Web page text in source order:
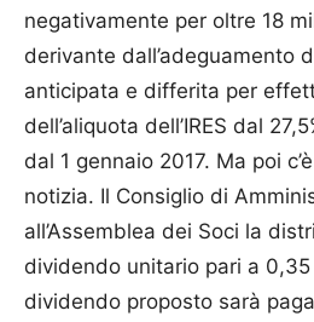
negativamente per oltre 18
derivante dall’adeguamento
anticipata e differita per
dell’aliquota dell’IRES dal
dal 1 gennaio 2017. Ma poi
notizia. Il Consiglio di
all’Assemblea dei Soci la
dividendo unitario pari a
dividendo proposto sarà